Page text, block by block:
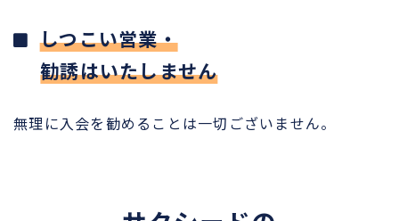
しつこい営業・
勧誘はいたしません
無理に入会を勧めることは一切ございません。